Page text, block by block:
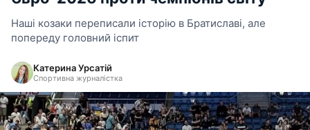
Наші козаки переписали історію в Братиславі, але
попереду головний іспит
Катерина Урсатій
Спортивна журналістка